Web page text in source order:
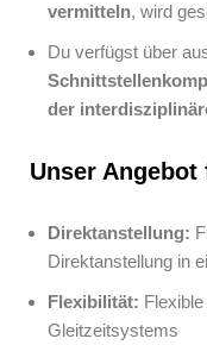
vermitteln, wird
Du verfügst über
der
Unser Angebot
Direktanstellung:
Direktanstellung in
Flexibilität:
Gleitzeitsystems